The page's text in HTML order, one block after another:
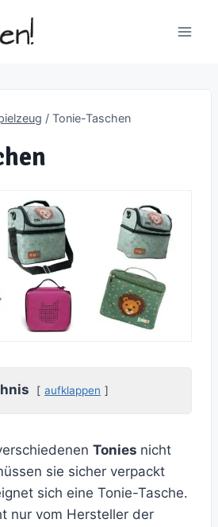
/ Tonie-Taschen
aufklappen
Tonies nicht
sie sicher verpackt
sich eine Tonie-Tasche.
nur vom Hersteller der